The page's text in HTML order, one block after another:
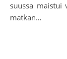
suussa maistui
matkan…